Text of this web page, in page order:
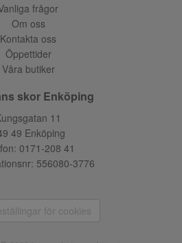
frågor
Om oss
Kontakta oss
Öppettider
Våra butiker
skor Enköping
11
49 Enköping
0171-208 41
556080-3776
för cookies